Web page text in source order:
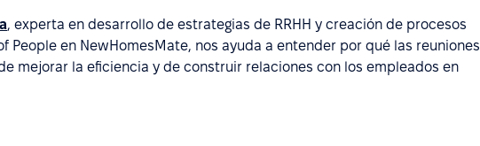
, experta en desarrollo de estrategias de RRHH y creación de procesos
People en NewHomesMate, nos ayuda a entender por qué las reuniones
mejorar la eficiencia y de construir relaciones con los empleados en